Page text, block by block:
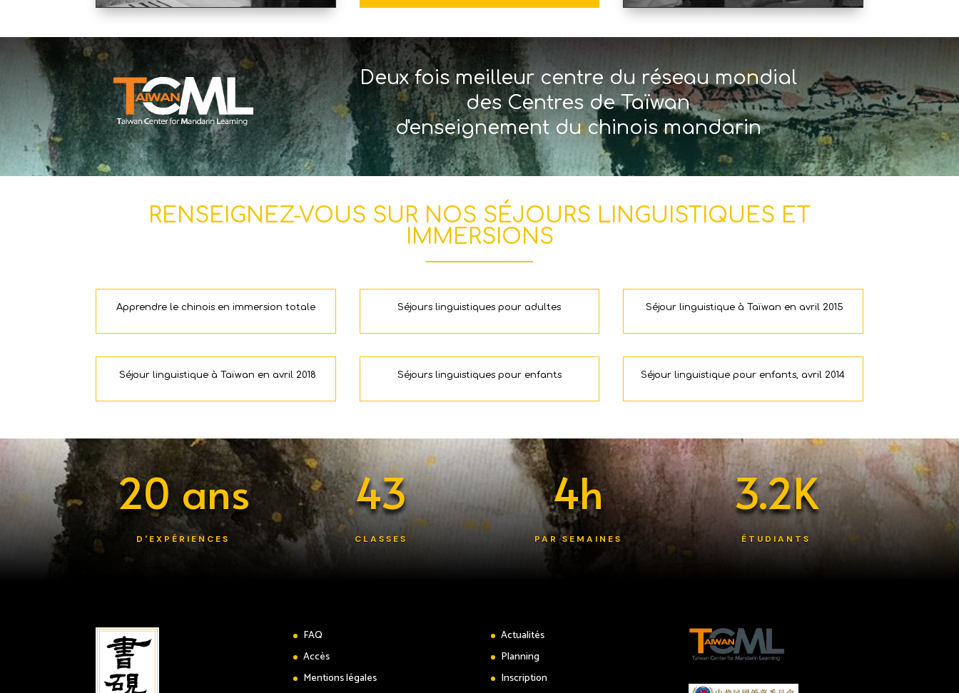
Deux fois meilleur centre du réseau mondial
des Centres de Taïwan
d'enseignement du chinois mandarin
RENSEIGNEZ-VOUS SUR NOS SÉJOURS LINGUISTIQUES ET
IMMERSIONS
Apprendre le chinois en immersion totale
Séjour linguistique à Taïwan en avril 2018
Séjours linguistiques pour adultes
Séjours linguistiques pour enfants
Séjour linguistique à Taïwan en avril 2015
Séjour linguistique pour enfants, avril 2014
20 ans
D'EXPÉRIENCES
43
CLASSES
4h
PAR SEMAINES
3.2K
ÉTUDIANTS
FAQ
Accès
Mentions légales
Actualités
Planning
Inscription